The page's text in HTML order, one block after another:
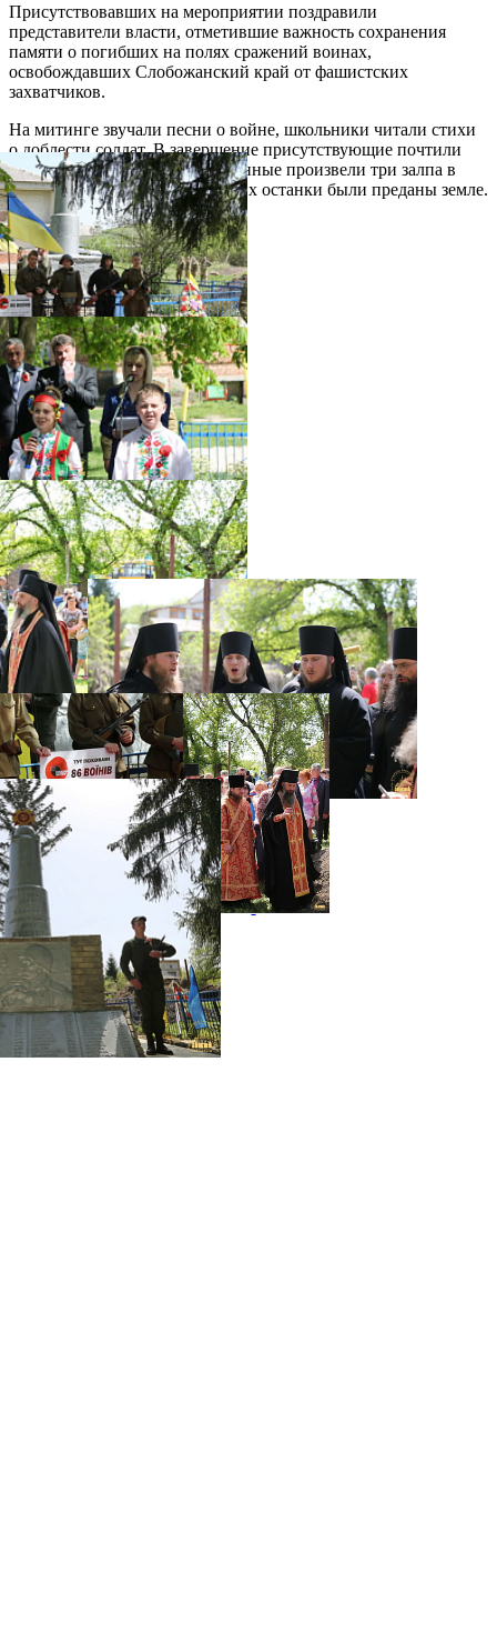
Присутствовавших на мероприятии поздравили
представители власти, отметившие важность сохранения
памяти о погибших на полях сражений воинах,
освобождавших Слобожанский край от фашистских
захватчиков.
На митинге звучали песни о войне, школьники читали стихи
о доблести солдат. В завершение присутствующие почтили
героев минутой молчания, военные произвели три залпа в
память павших воинов, затем их останки были преданы земле.
Распечатать
Фото